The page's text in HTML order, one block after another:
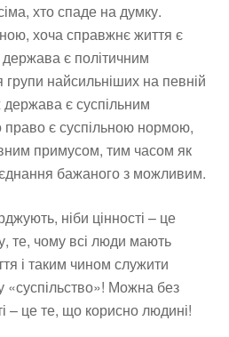
хто спаде на думку.
хоча справжнє життя є
є політичним
найсильніших на певній
держава є суспільним
є суспільною нормою,
примусом, тим часом як
бажаного з можливим.
ніби цінності – це
те, чому всі люди мають
і таким чином служити
«суспільство»! Можна без
– це те, що корисно людині!